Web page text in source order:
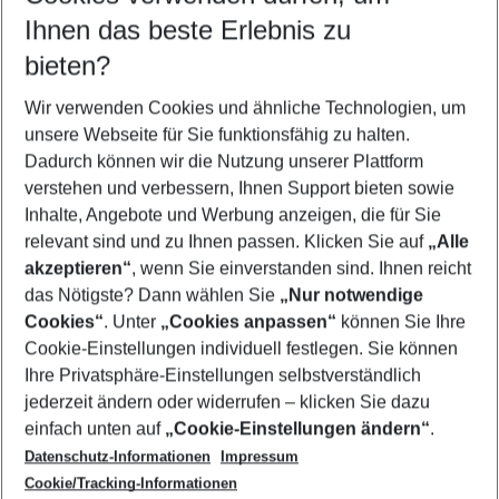
Reisezeitraum wählen
08.08.26– 06.08.27 5-8 Nächte
2 Erwachsene Keine Kinder
Mehr Filter anzeigen
Footer
Footer navigation
Über uns
AGB
Cookie-Einstellungen ändern
Cookie-Richtlinie
Datenschutz
Service & Hilfe
Barrierefreies Reisen
Check-in
Folgen Sie uns
Ihnen das beste Erlebnis zu
bieten?
Wir verwenden Cookies und ähnliche Technologien, um
unsere Webseite für Sie funktionsfähig zu halten.
Dadurch können wir die Nutzung unserer Plattform
verstehen und verbessern, Ihnen Support bieten sowie
Inhalte, Angebote und Werbung anzeigen, die für Sie
relevant sind und zu Ihnen passen. Klicken Sie auf „Alle
akzeptieren“, wenn Sie einverstanden sind. Ihnen reicht
das Nötigste? Dann wählen Sie „Nur notwendige
Cookies“. Unter „Cookies anpassen“ können Sie Ihre
Cookie-Einstellungen individuell festlegen. Sie können
Ihre Privatsphäre-Einstellungen selbstverständlich
jederzeit ändern oder widerrufen – klicken Sie dazu
einfach unten auf „Cookie-Einstellungen ändern“.
Datenschutz-Informationen
Impressum
Cookie/Tracking-Informationen